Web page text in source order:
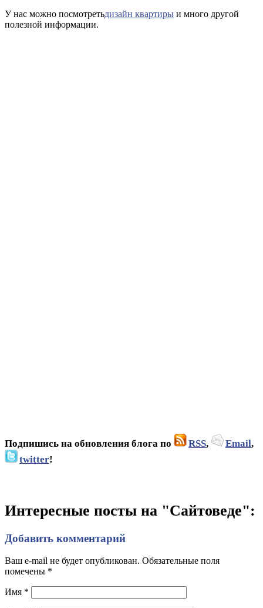
У нас можно посмотретьдизайн квартиры и много другой
полезной информации.
Подпишись на обновления блога по RSS, Email,
twitter!
Интересные посты на "Сайтоведе":
Добавить комментарий
Ваш e-mail не будет опубликован. Обязательные поля
помечены *
Имя *